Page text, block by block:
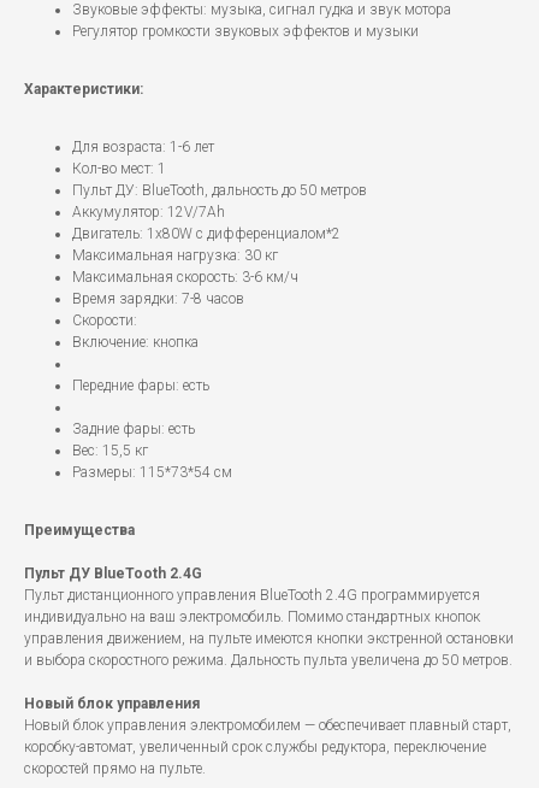
Звуковые эффекты: музыка, сигнал гудка и звук мотора
Регулятор громкости звуковых эффектов и музыки
Характеристики:
Для возраста: 1-6 лет
Кол-во мест: 1
Пульт ДУ: BlueTooth, дальность до 50 метров
Аккумулятор: 12V/7Ah
Двигатель: 1x80W с дифференциалом*2
Максимальная нагрузка: 30 кг
Максимальная скорость: 3-6 км/ч
Время зарядки: 7-8 часов
Скорости:
Включение: кнопка
Передние фары: есть
Задние фары: есть
Вес: 15,5 кг
Размеры: 115*73*54 см
Преимущества
Пульт ДУ BlueTooth 2.4G
Пульт дистанционного управления BlueTooth 2.4G программируется
индивидуально на ваш электромобиль. Помимо стандартных кнопок
управления движением, на пульте имеются кнопки экстренной остановки
и выбора скоростного режима. Дальность пульта увеличена до 50 метров.
Новый блок управления
Новый блок управления электромобилем — обеспечивает плавный старт,
коробку-автомат, увеличенный срок службы редуктора, переключение
скоростей прямо на пульте.